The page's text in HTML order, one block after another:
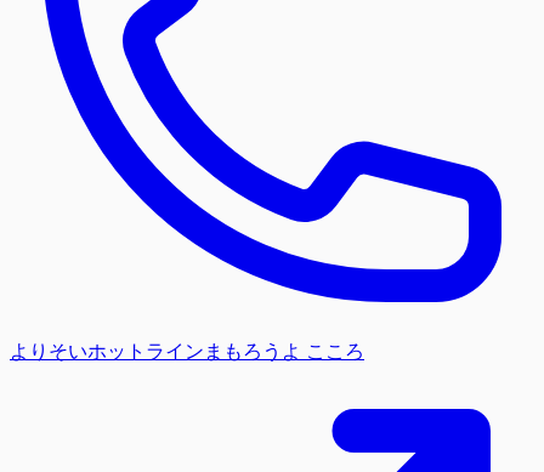
よりそいホットライン まもろうよ こころ